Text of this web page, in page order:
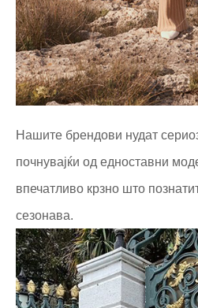
Нашите брендови нудат
почнувајќи од едноставни
впечатливо крзно што
сезонава.